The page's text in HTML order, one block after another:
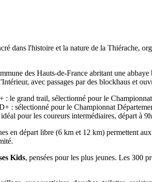
dans l'histoire et la nature de la Thiérache,
des Hauts-de-France abritant une
avec passages par des blockhaus et
le grand trail, sélectionné pour le
: sélectionné pour le Championnat
pour les coureurs intermédiaires, départ à
en départ libre (6 km et 12 km) permettent
Kids, pensées pour les plus jeunes. Les 300